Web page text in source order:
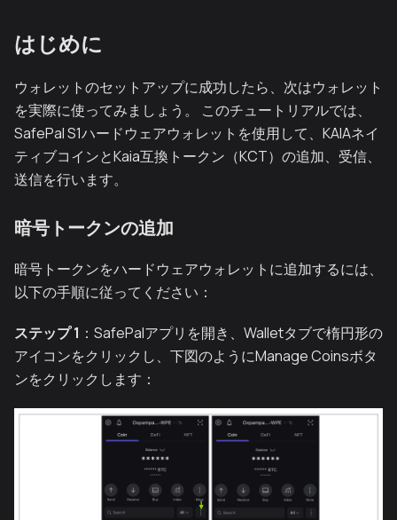
はじめに
ウォレットのセットアップに成功したら、次はウォレット
を実際に使ってみましょう。 このチュートリアルでは、
SafePal S1ハードウェアウォレットを使用して、KAIAネイ
ティブコインとKaia互換トークン（KCT）の追加、受信、
送信を行います。
暗号トークンの追加
暗号トークンをハードウェアウォレットに追加するには、
以下の手順に従ってください：
ステップ 1 ：SafePalアプリを開き、Walletタブで楕円形の
アイコンをクリックし、下図のようにManage Coinsボタ
ンをクリックします：